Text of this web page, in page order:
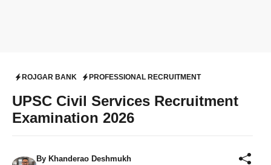
ROJGAR BANK PROFESSIONAL RECRUITMENT
UPSC Civil Services Recruitment
Examination 2026
By Khanderao Deshmukh